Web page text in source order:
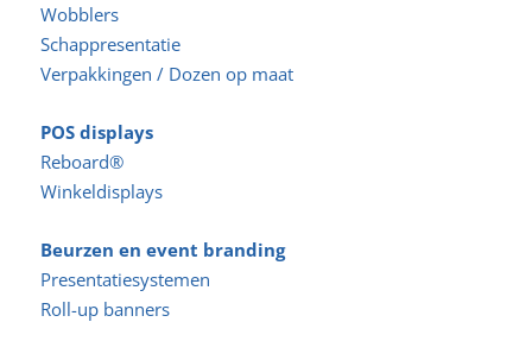
Wobblers
Schappresentatie
Verpakkingen / Dozen op maat
POS displays
Reboard®
Winkeldisplays
Beurzen en event branding
Presentatiesystemen
Roll-up banners